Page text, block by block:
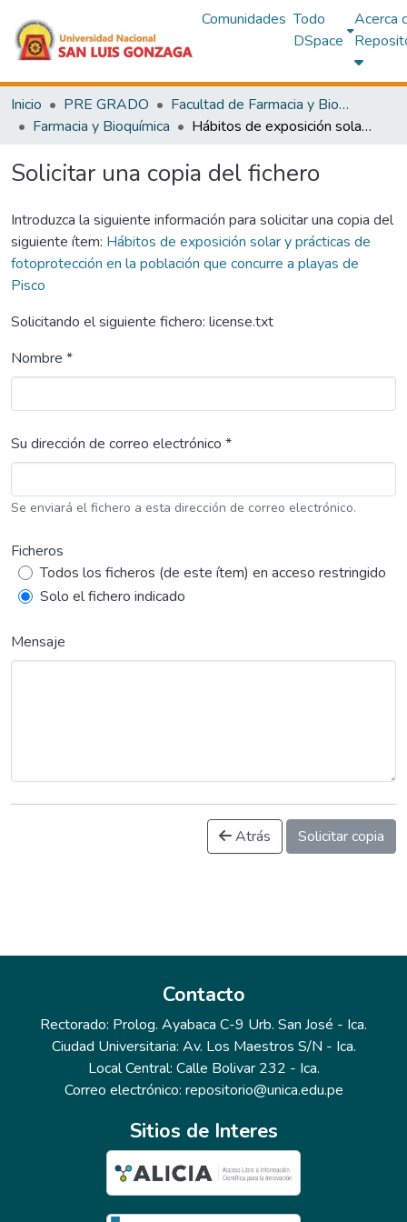
Comunidades Todo
DSpace
Acerca
Inicio PRE GRADO
Facultad de Farmacia y Bioquímica
Farmacia y Bioquímica
Hábitos de exposición solar y prácticas de fotoprotección en la población que concurre a playas de Pisco
Solicitar una copia del fichero
Introduzca la siguiente información para solicitar una copia del
siguiente ítem: Hábitos de exposición solar y prácticas de
fotoprotección en la población que concurre a playas de
Pisco
Solicitando el siguiente fichero: license.txt
Nombre *
Su dirección de correo electrónico *
Se enviará el fichero a esta dirección de correo electrónico.
Ficheros
Todos los ficheros (de este ítem) en acceso restringido
Solo el fichero indicado
Mensaje
Atrás Solicitar copia
Contacto
Rectorado: Prolog. Ayabaca C-9 Urb. San José - Ica.
Ciudad Universitaria: Av. Los Maestros S/N - Ica.
Local Central: Calle Bolivar 232 - Ica.
Correo electrónico: repositorio@unica.edu.pe
Sitios de Interes